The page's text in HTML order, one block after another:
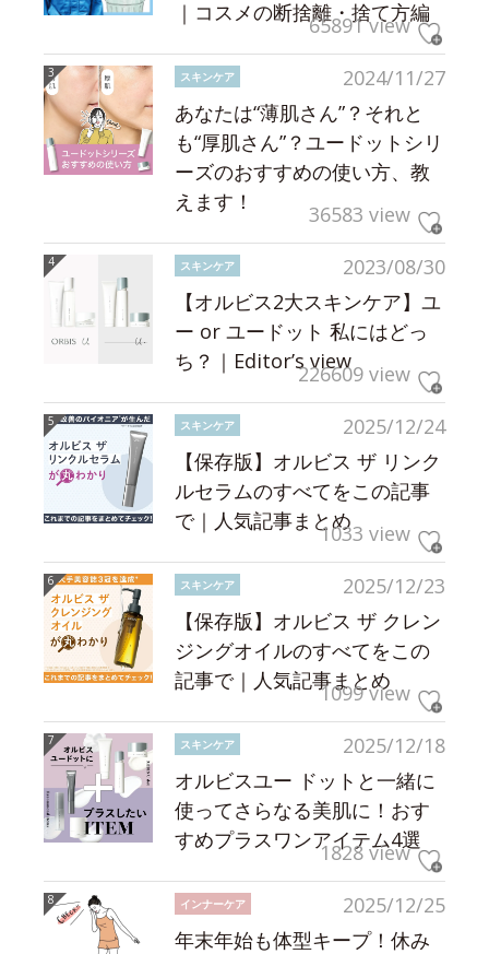
｜コスメの断捨離・捨て方編
65891 view
2024/11/27
スキンケア
あなたは“薄肌さん”？それと
も“厚肌さん”？ユードットシリ
ーズのおすすめの使い方、教
えます！
36583 view
2023/08/30
スキンケア
【オルビス2大スキンケア】ユ
ー or ユードット 私にはどっ
ち？｜Editor’s view226609 view
2025/12/24
スキンケア
【保存版】オルビス ザ リンク
ルセラムのすべてをこの記事
で｜人気記事まとめ1033 view
2025/12/23
スキンケア
【保存版】オルビス ザ クレン
ジングオイルのすべてをこの
記事で｜人気記事まとめ
1099 view
2025/12/18
スキンケア
オルビスユー ドットと一緒に
使ってさらなる美肌に！おす
すめプラスワンアイテム4選
1828 view
2025/12/25
インナーケア
年末年始も体型キープ！休み